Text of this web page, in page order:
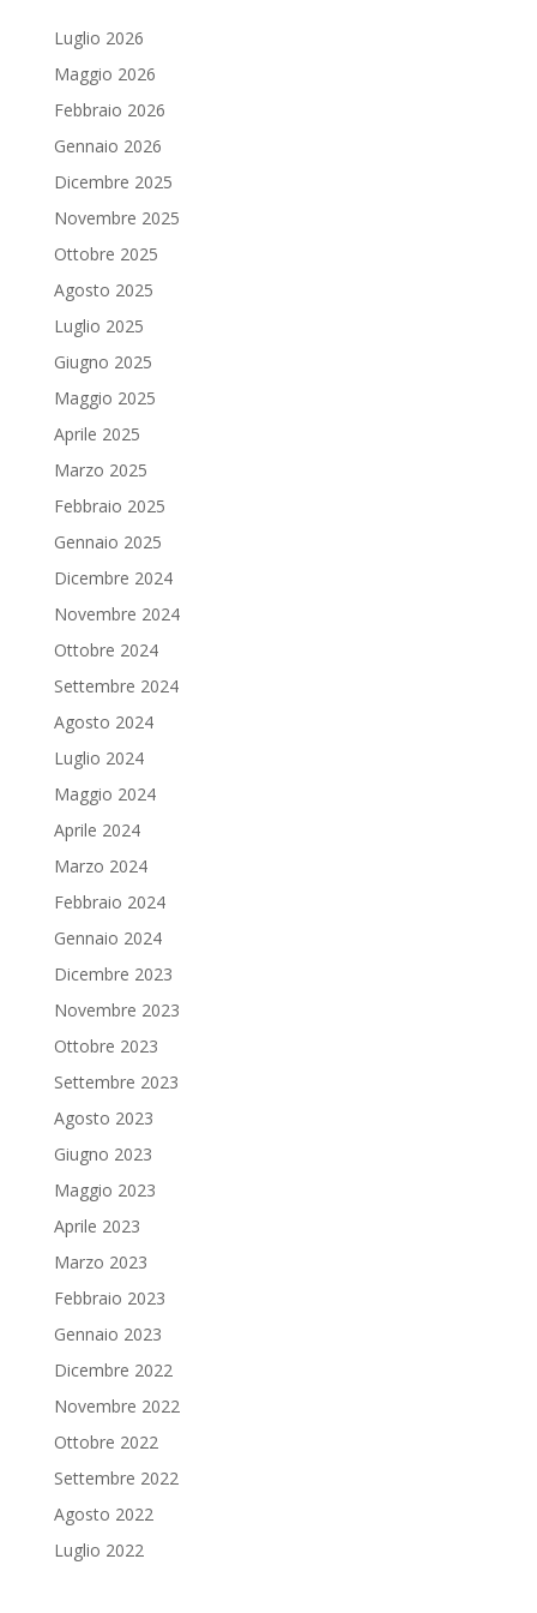
Luglio 2026
Maggio 2026
Febbraio 2026
Gennaio 2026
Dicembre 2025
Novembre 2025
Ottobre 2025
Agosto 2025
Luglio 2025
Giugno 2025
Maggio 2025
Aprile 2025
Marzo 2025
Febbraio 2025
Gennaio 2025
Dicembre 2024
Novembre 2024
Ottobre 2024
Settembre 2024
Agosto 2024
Luglio 2024
Maggio 2024
Aprile 2024
Marzo 2024
Febbraio 2024
Gennaio 2024
Dicembre 2023
Novembre 2023
Ottobre 2023
Settembre 2023
Agosto 2023
Giugno 2023
Maggio 2023
Aprile 2023
Marzo 2023
Febbraio 2023
Gennaio 2023
Dicembre 2022
Novembre 2022
Ottobre 2022
Settembre 2022
Agosto 2022
Luglio 2022